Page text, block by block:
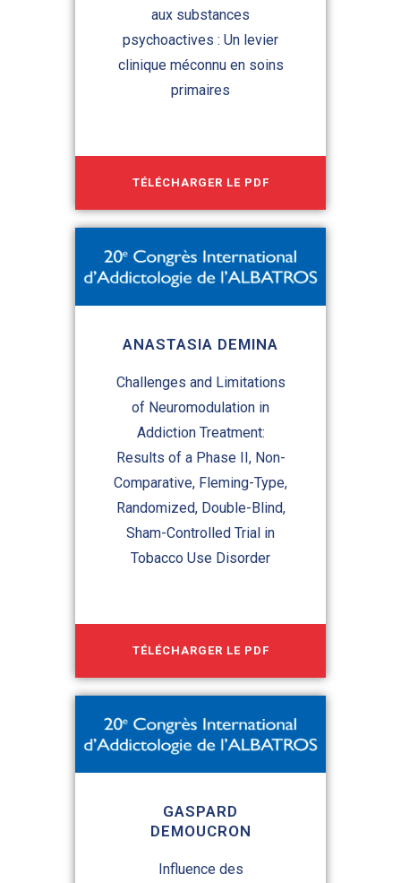
aux substances
psychoactives : Un levier
clinique méconnu en soins
primaires
TÉLÉCHARGER LE PDF
ANASTASIA DEMINA
Challenges and Limitations
of Neuromodulation in
Addiction Treatment:
Results of a Phase II, Non-
Comparative, Fleming-Type,
Randomized, Double-Blind,
Sham-Controlled Trial in
Tobacco Use Disorder
TÉLÉCHARGER LE PDF
GASPARD
DEMOUCRON
Influence des